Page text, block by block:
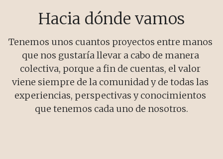
Hacia dónde vamos
Tenemos unos cuantos proyectos entre manos
que nos gustaría llevar a cabo de manera
colectiva, porque a fin de cuentas, el valor
viene siempre de la comunidad y de todas las
experiencias, perspectivas y conocimientos
que tenemos cada uno de nosotros.